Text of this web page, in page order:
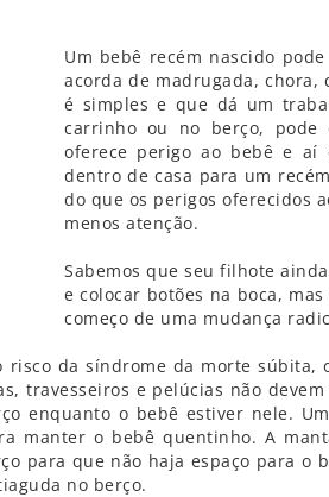
Um bebê recém nascido
acorda de madrugada, chora,
é simples e que dá um
carrinho ou no berço,
oferece perigo ao bebê e aí
dentro de casa para um
do que os perigos oferecidos
menos atenção.
Sabemos que seu filhote
e colocar botões na boca,
começo de uma mudança
risco da síndrome da morte
travesseiros e pelúcias não
enquanto o bebê estiver nele.
manter o bebê quentinho. A
para que não haja espaço para o
no berço.